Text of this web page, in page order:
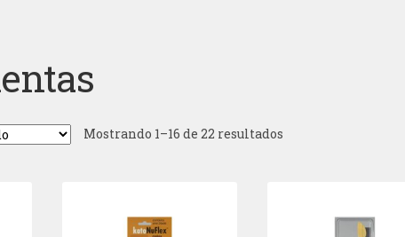
Mostrando 1–16 de 22 resultados